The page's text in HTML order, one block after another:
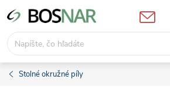
Prejsť
na
obsah
Stolné okružné píly